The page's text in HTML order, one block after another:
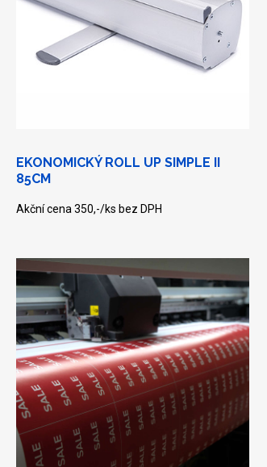
EKONOMICKÝ ROLL UP SIMPLE II
85CM
Akční cena 350,-/ks bez DPH